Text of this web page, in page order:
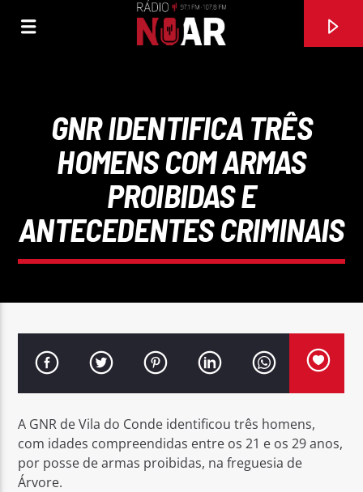
FAIXA ATUAL
NÃO VÁS EMBORA
DAVID CARREIRA
Rádio No ar
GNR IDENTIFICA TRÊS
HOMENS COM ARMAS
PROIBIDAS E
ANTECEDENTES CRIMINAIS
A GNR de Vila do Conde identificou três homens,
com idades compreendidas entre os 21 e os 29 anos,
por posse de armas proibidas, na freguesia de
Árvore.